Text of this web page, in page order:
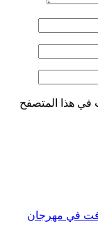
في هذا المتصفح
في مهرجان